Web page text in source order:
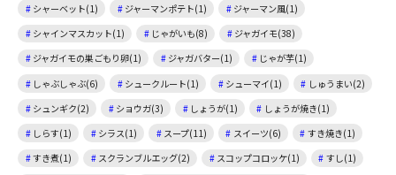
シャーベット(1)
ジャーマンポテト(1)
ジャーマン風(1)
シャインマスカット(1)
じゃがいも(8)
ジャガイモ(38)
ジャガイモの巣ごもり卵(1)
ジャガバター(1)
じゃが芋(1)
しゃぶしゃぶ(6)
シュークルート(1) シューマイ(1)
しゅうまい(2)
シュンギク(2)
ショウガ(3) しょうが(1)
しょうが焼き(1)
しらす(1)
シラス(1) スープ(11) スイーツ(6)
すき焼き(1)
すき煮(1)
スクランブルエッグ(2) スコップコロッケ(1)
すし(1)